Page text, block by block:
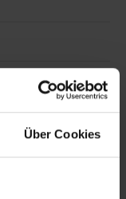
Über Cookies